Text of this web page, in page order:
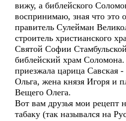
вижу, а библейского
воспринимаю, зная что это
правитель Сулейман
строитель христианского
Святой Софии
библейский храм
приезжала царица Савская -
Ольга, жена князя Игоря и
Вещего Олега.
Вот вам друзья мои рецепт
табаку (так назывался на